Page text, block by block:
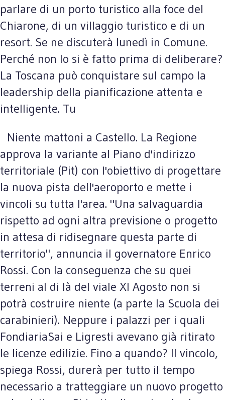
parlare di un porto turistico alla foce del
Chiarone, di un villaggio turistico e di un
resort. Se ne discuterà lunedì in Comune.
Perché non lo si è fatto prima di deliberare?
La Toscana può conquistare sul campo la
leadership della pianificazione attenta e
intelligente. Tu
Niente mattoni a Castello. La Regione
approva la variante al Piano d'indirizzo
territoriale (Pit) con l'obiettivo di progettare
la nuova pista dell'aeroporto e mette i
vincoli su tutta l'area. "Una salvaguardia
rispetto ad ogni altra previsione o progetto
in attesa di ridisegnare questa parte di
territorio", annuncia il governatore Enrico
Rossi. Con la conseguenza che su quei
terreni al di là del viale XI Agosto non si
potrà costruire niente (a parte la Scuola dei
carabinieri). Neppure i palazzi per i quali
FondiariaSai e Ligresti avevano già ritirato
le licenze edilizie. Fino a quando? Il vincolo,
spiega Rossi, durerà per tutto il tempo
necessario a tratteggiare un nuovo progetto